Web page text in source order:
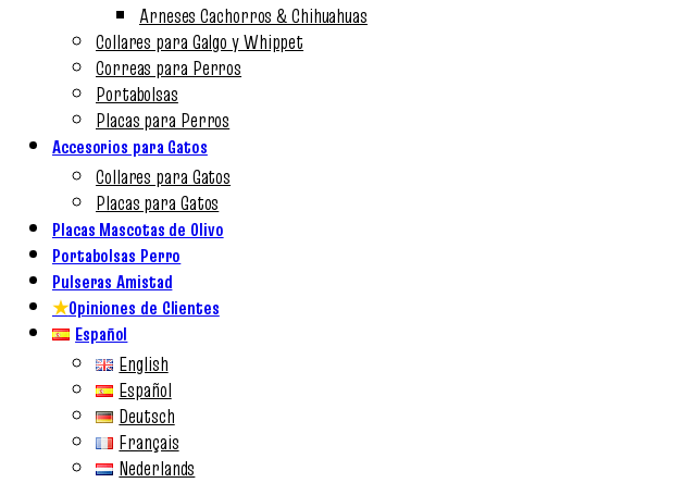
Arneses Cachorros & Chihuahuas
Collares para Galgo y Whippet
Correas para Perros
Portabolsas
Placas para Perros
Accesorios para Gatos
Collares para Gatos
Placas para Gatos
Placas Mascotas de Olivo
Portabolsas Perro
Pulseras Amistad
★Opiniones de Clientes
Español
English
Español
Deutsch
Français
Nederlands